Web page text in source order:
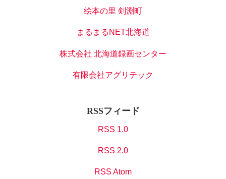
絵本の里 剣淵町
まるまるNET北海道
株式会社 北海道録画センター
有限会社アグリテック
RSSフィード
RSS 1.0
RSS 2.0
RSS Atom